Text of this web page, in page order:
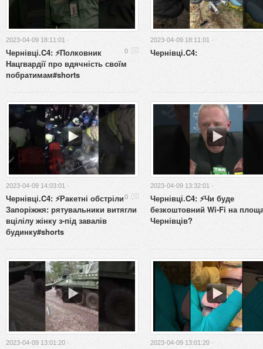
2023-04-09 18:11:01 ·
0
Чернівці.C4: ⚡️Полковник
Нацгвардії про вдячність своїм
побратимам#shorts
2023-04-09 18:11:01 ·
Чернівці.C4:
2023-04-09 14:03:01 ·
0
Чернівці.C4: ⚡️Ракетні обстріли
Запоріжжя: рятувальники витягли
вцілілу жінку з-під завалів
будинку#shorts
2023-04-09 13:32:01 ·
Чернівці.C4: ⚡️Чи буде
безкоштовний Wi-Fi на
Чернівців?
2023-04-09 13:01:20 ·
2023-04-09 13:01:20 ·